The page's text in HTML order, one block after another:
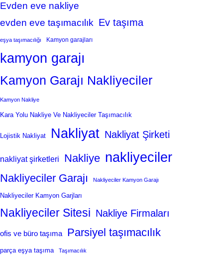
Evden eve nakliye
evden eve taşımacılık Ev taşıma
eşya taşımacılığı Kamyon garajları
kamyon garajı
Kamyon Garajı Nakliyeciler
Kamyon Nakliye
Kara Yolu Nakliye Ve Nakliyeciler Taşımacılık
Lojistik Nakliyat Nakliyat Nakliyat Şirketi
nakliyat şirketleri Nakliye nakliyeciler
Nakliyeciler Garajı Nakliyeciler Kamyon Garajı
Nakliyeciler Kamyon Garjları
Nakliyeciler Sitesi Nakliye Firmaları
ofis ve büro taşıma Parsiyel taşımacılık
parça eşya taşıma Taşımacılık